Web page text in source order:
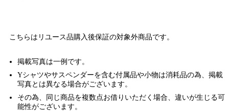
こちらはリユース品購入後保証の対象外商品です。
掲載写真は一例です。
Yシャツやサスペンダーを含む付属品や小物は消耗品の為、掲載
写真とは異なる場合がございます。
その為、同じ商品を複数点お借りいただく場合、違いが生じる可
能性がございます。